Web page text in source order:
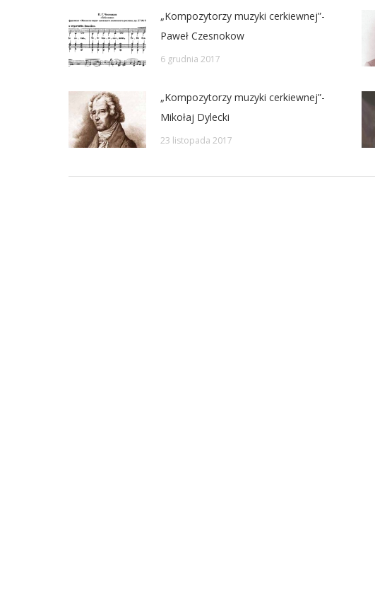
„Kompozytorzy muzyki cerkiewnej”-
Paweł Czesnokow
6 grudnia 2017
„Kompozytorzy muzyki cerkiewnej”-
Mikołaj Dylecki
23 listopada 2017